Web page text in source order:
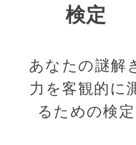
検定
あなたの謎解
力を客観的に
るための検定